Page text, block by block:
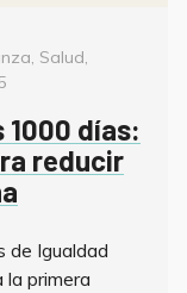
, Salud,
1000 días:
reducir
de Igualdad
la primera